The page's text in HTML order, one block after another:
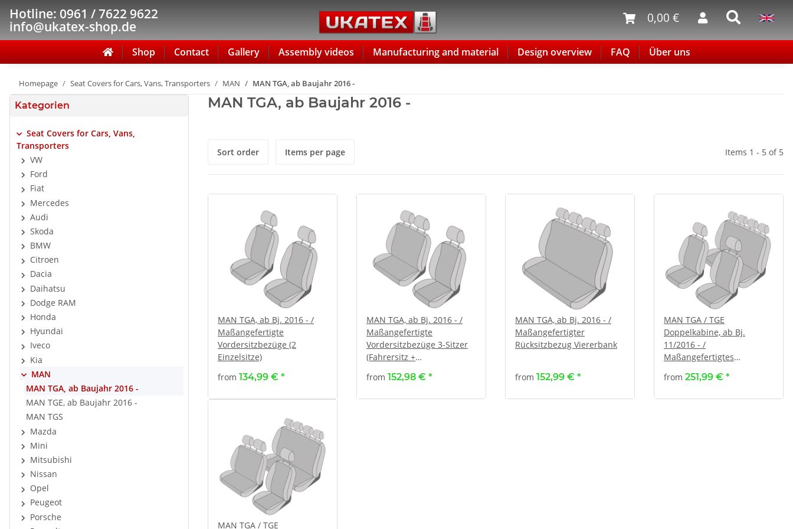
Hotline: 0961 / 7622 9622
info@ukatex-shop.de
0,00 €
Shop Contact Gallery Assembly videos Manufacturing and material Design overview FAQ Über uns
Homepage Seat Covers for Cars, Vans, Transporters MAN MAN TGA, ab Baujahr 2016 -
MAN TGA, ab Baujahr 2016 -
Sort order Items per page Items 1 - 5 of 5
MAN TGA, ab Bj. 2016 - /
Maßangefertigte
Vordersitzbezüge (2
Einzelsitze)
from 134,99 € *
MAN TGA, ab Bj. 2016 - /
Maßangefertigte
Vordersitzbezüge 3-Sitzer
(Fahrersitz +
from 152,98 € *
MAN TGA, ab Bj. 2016 - /
Maßangefertigter
Rücksitzbezug Viererbank
from 152,99 € *
MAN TGA / TGE
Doppelkabine, ab Bj.
11/2016 - /
Maßangefertigtes
Sitzer
from 251,99 € *
MAN TGA / TGE
Kategorien
Seat Covers for Cars, Vans,
Transporters
VW
Ford
Fiat
Mercedes
Audi
Skoda
BMW
Citroen
Dacia
Daihatsu
Dodge RAM
Honda
Hyundai
Iveco
Kia
MAN
MAN TGA, ab Baujahr 2016 -
MAN TGE, ab Baujahr 2016 -
MAN TGS
Mazda
Mini
Mitsubishi
Nissan
Opel
Peugeot
Porsche